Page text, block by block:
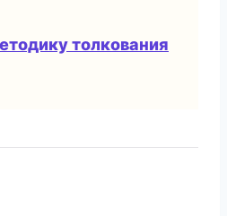
толкования